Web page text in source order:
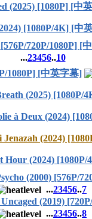
(2025) [1080P] [中
[1080P/4K] [中
720P/1080P] [
...23456..10
1080P] [中英字幕]
(2025) [1080P/
à Deux (2024)
Jenazah (2024)
Hour (2024)
(2000) [576P/
...23456..7
(2019)
...23456..8